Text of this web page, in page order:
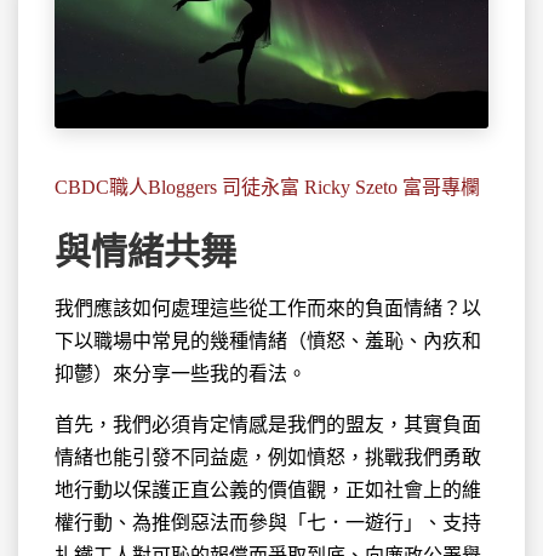
CBDC職人Bloggers 司徒永富 Ricky Szeto 富哥專欄
與情緒共舞
我們應該如何處理這些從工作而來的負面情緒？以
下以職場中常見的幾種情緒（憤怒、羞恥、內疚和
抑鬱）來分享一些我的看法。
首先，我們必須肯定情感是我們的盟友，其實負面
情緒也能引發不同益處，例如憤怒，挑戰我們勇敢
地行動以保護正直公義的價值觀，正如社會上的維
權行動、為推倒惡法而參與「七．一遊行」、支持